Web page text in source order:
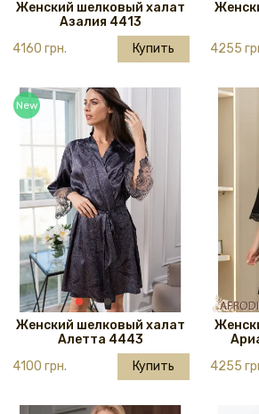
Женский шелковый халат
Азалия 4413
4160 грн.
Купить
4255
New
Женский шелковый халат
Алетта 4443
4100 грн.
Купить
4255